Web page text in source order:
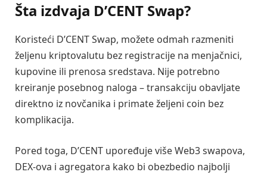
Šta izdvaja D’CENT Swap?
Koristeći D’CENT Swap, možete odmah razmeniti
željenu kriptovalutu bez registracije na menjačnici,
kupovine ili prenosa sredstava. Nije potrebno
kreiranje posebnog naloga – transakciju obavljate
direktno iz novčanika i primate željeni coin bez
komplikacija.
Pored toga, D’CENT upoređuje više Web3 swapova,
DEX-ova i agregatora kako bi obezbedio najbolji